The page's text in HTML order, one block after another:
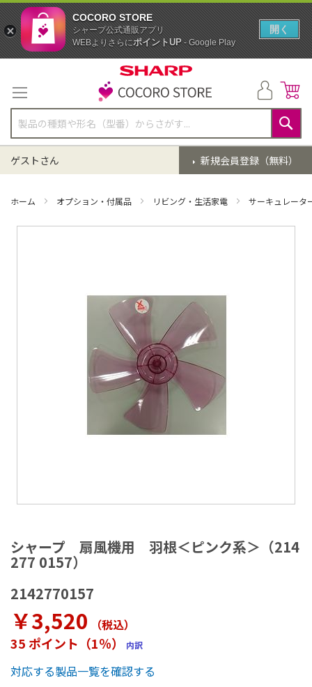
テ
ン
ツ
に
ス
キ
ッ
検
索
新規会員登録（無料）
ゲストさん
ホーム オプション・付属品 リビング・生活家電 サーキュレータ
シャープ 扇風機用 羽根＜ピンク系＞（214
277 0157）
2142770157
￥3,520 （税込）
35 ポイント（1％） 内訳
対応する製品一覧を確認する
メ
ー
ジ
ャ
リ
ー
の
最
初
COCORO STORE
シャープ公式通販アプリ
WEBよりさらにポイントUP- Google Play
開く